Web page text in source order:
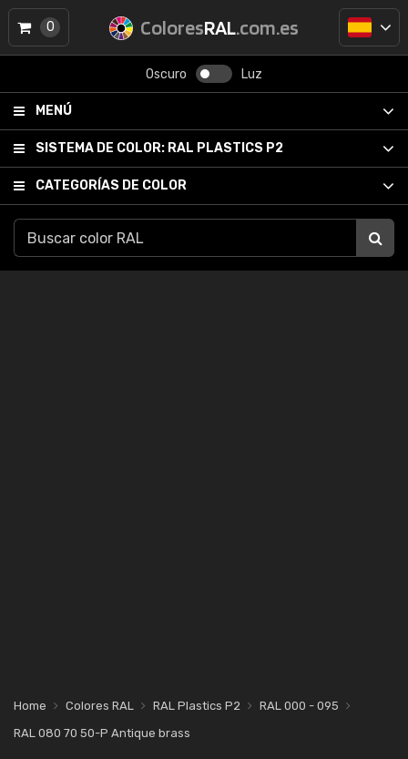
ColoresRAL.com.es
Oscuro Luz
MENÚ
SISTEMA DE COLOR: RAL PLASTICS P2
CATEGORÍAS DE COLOR
0
Home Colores RAL RAL Plastics P2
RAL 000 - 095
RAL 080 70 50-P Antique brass